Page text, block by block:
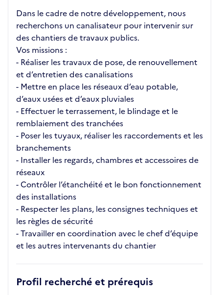
Dans le cadre de notre développement, nous
recherchons un canalisateur pour intervenir sur
des chantiers de travaux publics.
Vos missions :
- Réaliser les travaux de pose, de renouvellement
et d’entretien des canalisations
- Mettre en place les réseaux d’eau potable,
d’eaux usées et d’eaux pluviales
- Effectuer le terrassement, le blindage et le
remblaiement des tranchées
- Poser les tuyaux, réaliser les raccordements et les
branchements
- Installer les regards, chambres et accessoires de
réseaux
- Contrôler l’étanchéité et le bon fonctionnement
des installations
- Respecter les plans, les consignes techniques et
les règles de sécurité
- Travailler en coordination avec le chef d’équipe
et les autres intervenants du chantier
Profil recherché et prérequis